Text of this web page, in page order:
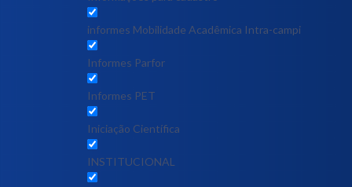
informes Mobilidade Acadêmica Intra-campi
Informes Parfor
Informes PET
Iniciação Científica
INSTITUCIONAL